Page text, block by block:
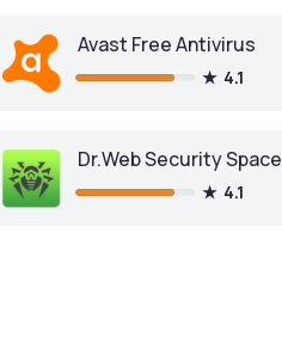
Avast Free Antivirus
4.1
Dr.Web Security Space
4.1
Скачать с Google Play